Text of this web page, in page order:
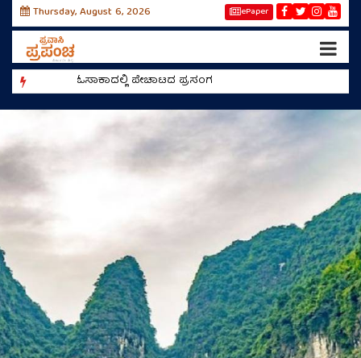
Thursday, August 6, 2026 ePaper
ಓಸಾಕಾದಲ್ಲಿ ಪೇಚಾಟದ ಪ್ರಸಂಗ